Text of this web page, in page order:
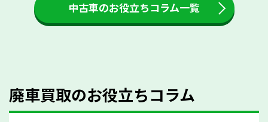
をする際には、自動車税の還付金の返還があるかどう
かを確認するようにしてください。岐阜県のソコカラ
人気の車種は廃車の状態でも、高価買取が可能です。
中古車のお役立ちコラム一覧
廃車買取のお役立ちコラム